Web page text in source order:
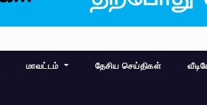
மாவட்டம் தேசிய செய்திகள்